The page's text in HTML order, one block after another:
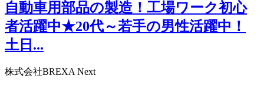
自動車用部品の製造！工場ワーク初心
者活躍中★20代～若手の男性活躍中！
土日...
株式会社BREXA Next